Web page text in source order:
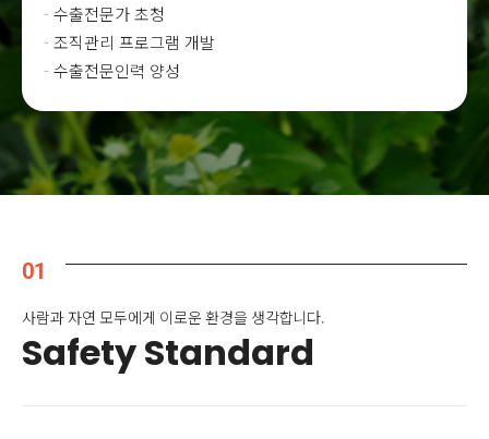
수출전문가 초청
조직관리 프로그램 개발
수출전문인력 양성
01
사람과 자연 모두에게 이로운 환경을 생각합니다.
Safety Standard